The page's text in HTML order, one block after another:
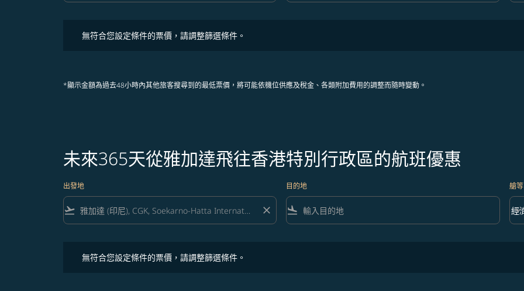
無符合您設定條件的票價，請調整篩選條件。
*顯示金額為過去48小時內其他旅客搜尋到的最低票價，將可能依機位供應及稅金、各類附加費用的調整而隨時變動。
未來365天從雅加達飛往香港特別行政區的航班優惠
出發地
flight_takeoff close
目的地
flight_land
艙等
艙
經
keyboard_arrow_down
無符合您設定條件的票價，請調整篩選條件。